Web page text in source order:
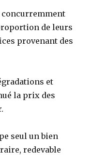
de leurs
provenant des
et
la prix des
seul un bien
redevable